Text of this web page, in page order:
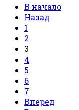
В начало
Назад
1
2
3
4
5
6
7
Вперед